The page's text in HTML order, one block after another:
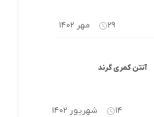
29 مهر 1402
آنتن کمری گرند
14 شهریور 1402